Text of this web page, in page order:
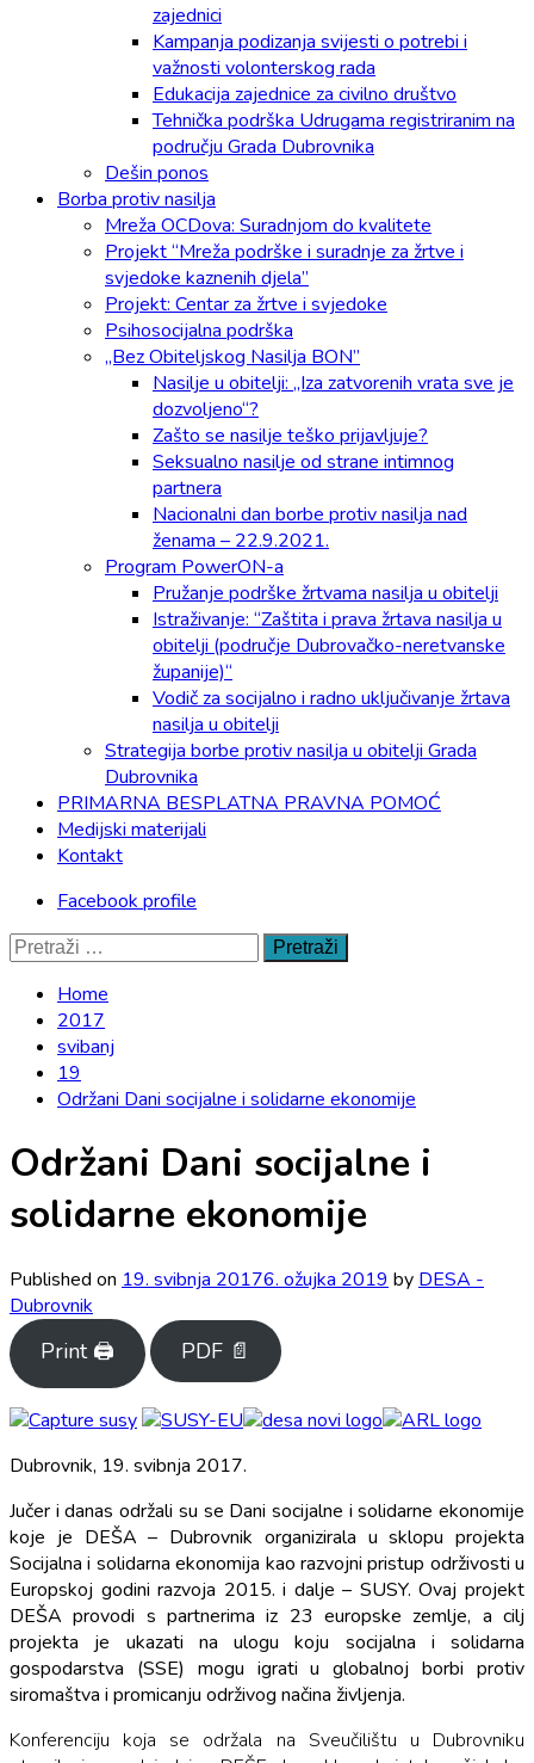
zajednici
Kampanja podizanja svijesti o potrebi i
važnosti volonterskog rada
Edukacija zajednice za civilno društvo
Tehnička podrška Udrugama registriranim na
području Grada Dubrovnika
Dešin ponos
Borba protiv nasilja
Mreža OCDova: Suradnjom do kvalitete
Projekt “Mreža podrške i suradnje za žrtve i
svjedoke kaznenih djela”
Projekt: Centar za žrtve i svjedoke
Psihosocijalna podrška
„Bez Obiteljskog Nasilja BON”
Nasilje u obitelji: „Iza zatvorenih vrata sve je
dozvoljeno“?
Zašto se nasilje teško prijavljuje?
Seksualno nasilje od strane intimnog
partnera
Nacionalni dan borbe protiv nasilja nad
ženama – 22.9.2021.
Program PowerON-a
Pružanje podrške žrtvama nasilja u obitelji
Istraživanje: “Zaštita i prava žrtava nasilja u
obitelji (područje Dubrovačko-neretvanske
županije)“
Vodič za socijalno i radno uključivanje žrtava
nasilja u obitelji
Strategija borbe protiv nasilja u obitelji Grada
Dubrovnika
PRIMARNA BESPLATNA PRAVNA POMOĆ
Medijski materijali
Kontakt
Facebook profile
Pretraži:
Home
2017
svibanj
19
Održani Dani socijalne i solidarne ekonomije
Održani Dani socijalne i
solidarne ekonomije
Published on 19. svibnja 20176. ožujka 2019 by DESA -
Dubrovnik
Print 🖨 PDF 📄
Dubrovnik, 19. svibnja 2017.
Jučer i danas održali su se Dani socijalne i solidarne ekonomije
koje je DEŠA – Dubrovnik organizirala u sklopu projekta
Socijalna i solidarna ekonomija kao razvojni pristup održivosti u
Europskoj godini razvoja 2015. i dalje – SUSY. Ovaj projekt
DEŠA provodi s partnerima iz 23 europske zemlje, a cilj
projekta je ukazati na ulogu koju socijalna i solidarna
gospodarstva (SSE) mogu igrati u globalnoj borbi protiv
siromaštva i promicanju održivog načina življenja.
Konferenciju koja se održala na Sveučilištu u Dubrovniku